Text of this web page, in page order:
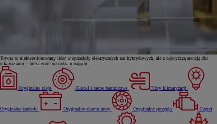
Toyota to niekwestionowany lider w sprzedaży elektrycznych aut hybrydowych, ale z najwyższą atencją dba
o każde auto – niezależnie od rodzaju napędu.
Oryginalne oleje Klocki i tarcze hamulcowe Filtry klimatyzacji
Oryginalne żarówki Oryginalne akumulatory Oryginalne sprzęgła Części